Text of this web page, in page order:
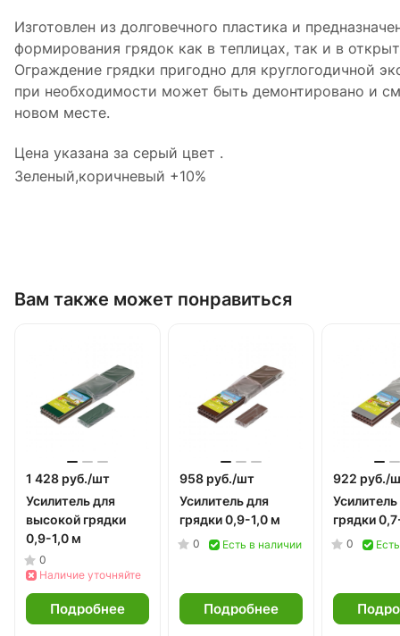
Изготовлен из долговечного пластика и
формирования грядок как в теплицах, так и в
Ограждение грядки пригодно для круглогодичной
при необходимости может быть демонтировано и
новом месте.
Цена указана за серый цвет .
Зеленый,коричневый +10%
Вам также может понравиться
1 428 руб./шт
Усилитель для
высокой грядки
0,9-1,0 м
0
Наличие уточняйте
Подробнее
958 руб./шт
Усилитель для
грядки 0,9-1,0 м
0 Есть в наличии
Подробнее
922 руб./
грядки
0